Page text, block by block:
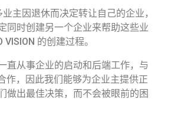
主因退休而决定转让自己的企业，
同时创建另一个企业来帮助这些业
的创建过程。
直从事企业的启动和后端工作，与
作，因此我们能够为企业主提供正
做出最佳决策，而不会被眼前的困